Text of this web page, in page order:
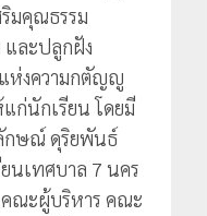
มคุณธรรม
และปลูกฝัง
ห่งความกตัญญู
แก่นักเรียน โดยมี
กษณ์ ดุริยพันธ์
ยนเทศบาล 7 นคร
คณะผู้บริหาร คณะ